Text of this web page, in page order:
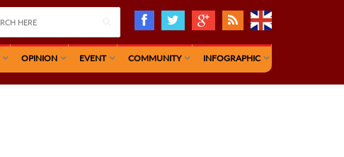
OPINION EVENT COMMUNITY INFOGRAPHIC